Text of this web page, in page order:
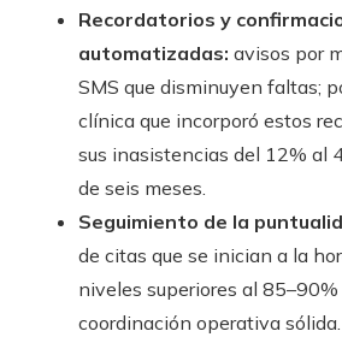
Recordatorios y
automatizadas: avisos por
SMS que disminuyen faltas;
clínica que incorporó estos
sus inasistencias del 12% al
de seis meses.
Seguimiento de la
de citas que se inician a la
niveles superiores al
coordinación operativa sólida.